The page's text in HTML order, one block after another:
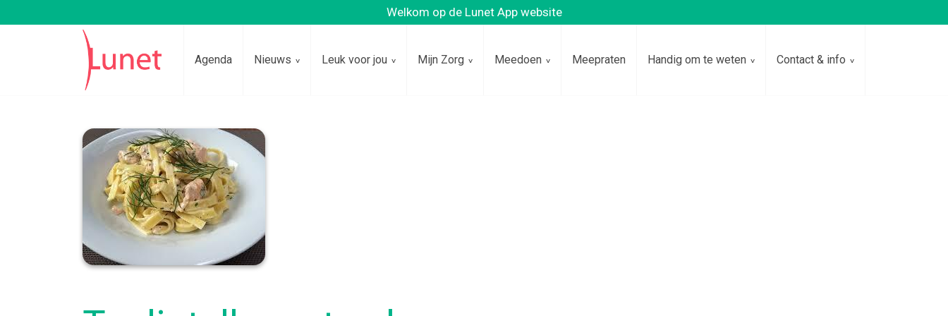
Welkom op de Lunet App website
Agenda Nieuws Leuk voor jou Mijn Zorg Meedoen Meepraten Handig om te weten Contact & info
Lees voor